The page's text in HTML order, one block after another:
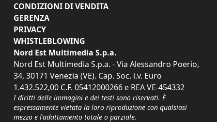
CONDIZIONI DI VENDITA
GERENZA
PRIVACY
WHISTLEBLOWING
Nord Est Multimedia S.p.a.
Nord Est Multimedia S.p.a. - Via Alessandro Poerio,
34, 30171 Venezia (VE). Cap. Soc. i.v. Euro
1.432.522,00 C.F. 05412000266 e REA VE-454332
I diritti delle immagini e dei testi sono riservati. È
espressamente vietata la loro riproduzione con qualsiasi
mezzo e l'adattamento totale o parziale.